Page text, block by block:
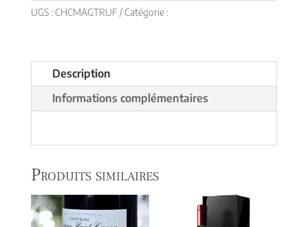
TRUFFIÈRE»
choix
UGS : CHCMAGTRUF Catégorie :
Description
Informations complémentaires
Produits similaires